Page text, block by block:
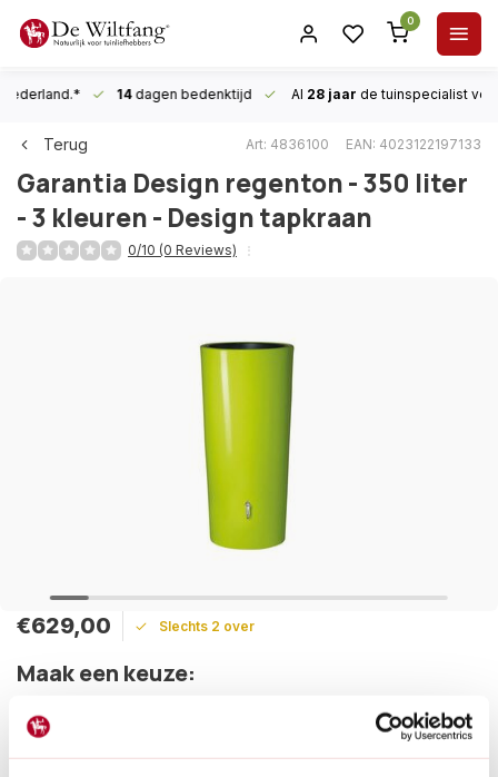
0
14dagen bedenktijd Al 28 jaar de tuinspecialist
Terug Art: 4836100 EAN: 4023122197133
Garantia Design regenton - 350 liter
- 3 kleuren - Design tapkraan
0/10 (0 Reviews)
€629,00 Slechts 2 over
Maak een keuze:
Levertijd: 1 - 2 werkdagen